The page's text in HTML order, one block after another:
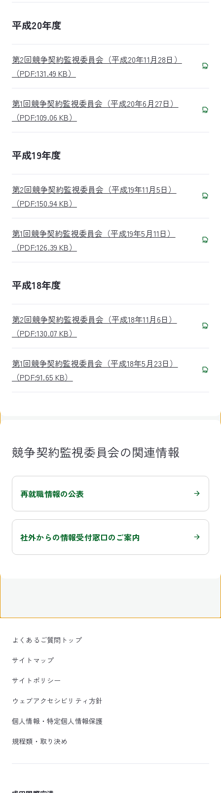
平成20年度
第2回競争契約監視委員会（平成20年11月28日）
（PDF:131.49 KB）
第1回競争契約監視委員会（平成20年6月27日）
（PDF:109.06 KB）
平成19年度
第2回競争契約監視委員会（平成19年11月5日）
（PDF:150.94 KB）
第1回競争契約監視委員会（平成19年5月11日）
（PDF:126.39 KB）
平成18年度
第2回競争契約監視委員会（平成18年11月6日）
（PDF:130.07 KB）
第1回競争契約監視委員会（平成18年5月23日）
（PDF:91.65 KB）
競争契約監視委員会の関連情報
再就職情報の公表
社外からの情報受付窓口のご案内
よくあるご質問トップ
サイトマップ
サイトポリシー
ウェブアクセシビリティ方針
個人情報・特定個人情報保護
規程類・取り決め